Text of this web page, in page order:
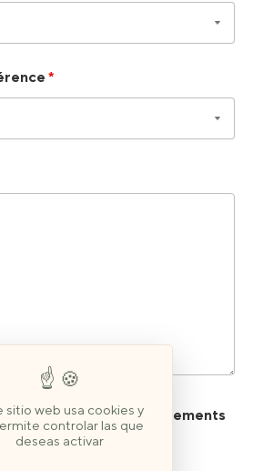
sitio web usa cookies y
controlar las que
deseas activar
*
des actualités et événements